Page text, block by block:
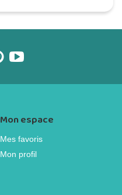
Mon espace
Mes favoris
Mon profil